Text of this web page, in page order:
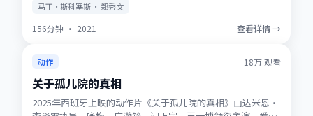
节与人物刻画的观众收藏观看。
马丁·斯科塞斯 · 郑秀文
156分钟 · 2021 查看详情 →
趋势 ★8.8
动作 18万观看
关于孤儿院的真相
2025年西班牙上映的动作片《关于孤儿院的真相》由达米恩·